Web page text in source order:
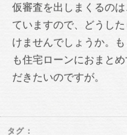
仮審査を出しまくるの
ていますので、どうし
けませんでしょうか。
も住宅ローンにおまと
だきたいのですが。
タグ：